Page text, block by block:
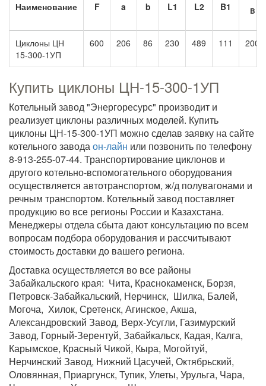
Наименование F a b L1 L2 B1 B
Циклоны ЦН
15-300-1УП
600 206 86 230 489 111 200
Купить циклоны ЦН-15-300-1УП
Котельный завод "Энергоресурс" производит и
реализует циклоны различных моделей. Купить
циклоны ЦН-15-300-1УП можно сделав заявку на сайте
котельного заводаон-лайн или позвонить по телефону
8-913-255-07-44. Транспортирование циклонов и
другого котельно-вспомогательного оборудования
осуществляется автотранспортом, ж/д полувагонами и
речным транспортом. Котельный завод поставляет
продукцию во все регионы России и Казахстана.
Менеджеры отдела сбыта дают консультацию по всем
вопросам подбора оборудования и рассчитывают
стоимость доставки до вашего региона.
Доставка осуществляется во все районы
Забайкальского края: Чита, Краснокаменск, Борзя,
Петровск-Забайкальский, Нерчинск, Шилка, Балей,
Могоча, Хилок, Сретенск, Агинское, Акша,
Александровский Завод, Верх-Усугли, Газимурский
Завод, Горный-Зерентуй, Забайкальск, Кадая, Калга,
Карымское, Красный Чикой, Кыра, Могойтуй,
Нерчинский Завод, Нижний Цасучей, Октябрьский,
Оловянная, Приаргунск, Тупик, Улеты, Урульга, Чара,